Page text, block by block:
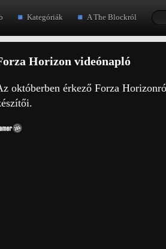
Kategóriák A The Blockról
Horizon videónapló
októberben érkező Forza